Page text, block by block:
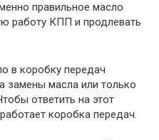
правильное масло
работу КПП и продлевать
в коробку передач
замены масла или только
ответить на этот
коробка передач.